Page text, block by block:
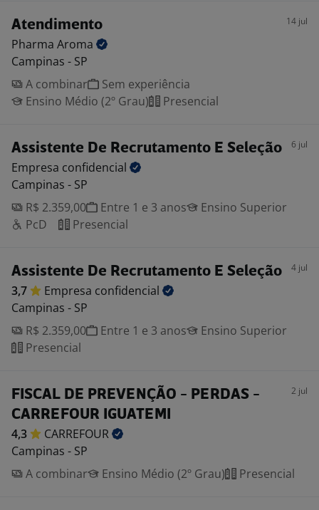
Atendimento 14 jul
Pharma Aroma
Campinas - SP
A combinar
Sem experiência
Ensino Médio (2º Grau)
Presencial
Assistente De Recrutamento E Seleção 6 jul
Empresa confidencial
Campinas - SP
R$ 2.359,00
Entre 1 e 3 anos
Ensino Superior
PcD
Presencial
Assistente De Recrutamento E Seleção 4 jul
3,7 Empresa confidencial
Campinas - SP
R$ 2.359,00
Entre 1 e 3 anos
Ensino Superior
Presencial
FISCAL DE PREVENÇÃO - PERDAS -
CARREFOUR IGUATEMI
2 jul
4,3
CARREFOUR
Campinas - SP
A combinar
Ensino Médio (2º Grau) Presencial